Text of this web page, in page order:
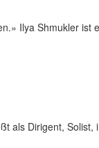
Ilya Shmukler ist
als Dirigent,